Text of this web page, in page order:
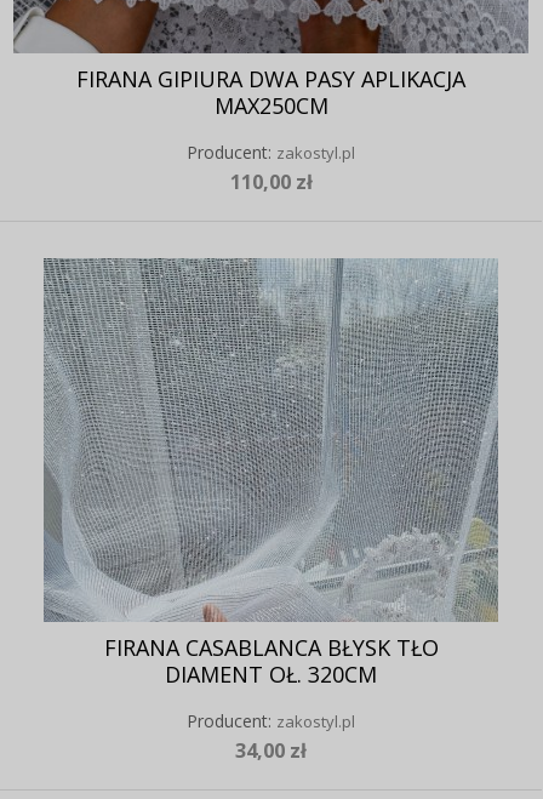
FIRANA GIPIURA DWA PASY APLIKACJA
MAX250CM
Producent: zakostyl.pl
110,00 zł
FIRANA CASABLANCA BŁYSK TŁO
DIAMENT OŁ. 320CM
Producent: zakostyl.pl
34,00 zł